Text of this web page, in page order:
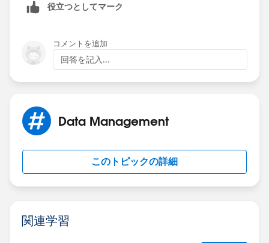
役立つとしてマーク
コメントを追加
回答を記入...
Data Management
このトピックの詳細
関連学習